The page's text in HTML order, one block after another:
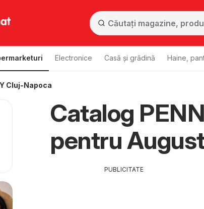
Electronice Casă și grădină Haine,
Cluj-Napoca
Catalog
pentru
PUBLICITATE